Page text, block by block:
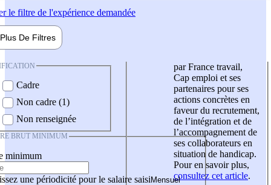
le filtre de l'expérience demandée
Plus De Filtres
Cadre
Non cadre (1)
Non renseignée
BRUT MINIMUM
minimum
une périodicité pour le salaire saisi
par France travail,
Cap emploi et ses
partenaires pour ses
actions concrètes en
faveur du recrutement,
de l’intégration et de
l’accompagnement de
ses collaborateurs en
situation de handicap.
Pour en savoir plus,
consultez cet article.